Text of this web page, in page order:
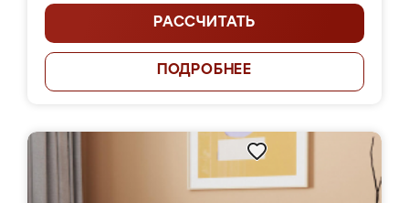
РАССЧИТАТЬ
ПОДРОБНЕЕ